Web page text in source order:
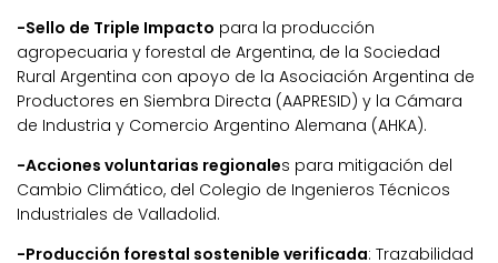
-Sello de Triple Impacto para la producción
agropecuaria y forestal de Argentina, de la Sociedad
Rural Argentina con apoyo de la Asociación Argentina de
Productores en Siembra Directa (AAPRESID) y la Cámara
de Industria y Comercio Argentino Alemana (AHKA).
-Acciones voluntarias regionales para mitigación del
Cambio Climático, del Colegio de Ingenieros Técnicos
Industriales de Valladolid.
-Producción forestal sostenible verificada: Trazabilidad